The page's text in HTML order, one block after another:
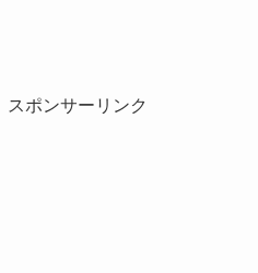
スポンサーリンク